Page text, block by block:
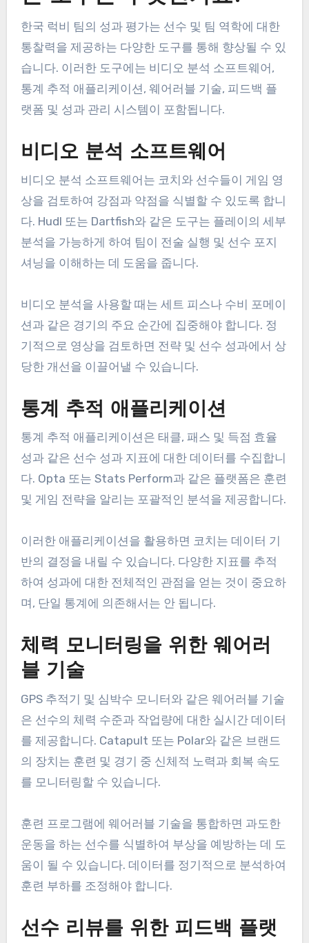
한국 럭비 팀의 성과 평가는 선수 및 팀 역학에 대한
통찰력을 제공하는 다양한 도구를 통해 향상될 수 있
습니다. 이러한 도구에는 비디오 분석 소프트웨어,
통계 추적 애플리케이션, 웨어러블 기술, 피드백 플
랫폼 및 성과 관리 시스템이 포함됩니다.
비디오 분석 소프트웨어
비디오 분석 소프트웨어는 코치와 선수들이 게임 영
상을 검토하여 강점과 약점을 식별할 수 있도록 합니
다. Hudl 또는 Dartfish와 같은 도구는 플레이의 세부
분석을 가능하게 하여 팀이 전술 실행 및 선수 포지
셔닝을 이해하는 데 도움을 줍니다.
비디오 분석을 사용할 때는 세트 피스나 수비 포메이
션과 같은 경기의 주요 순간에 집중해야 합니다. 정
기적으로 영상을 검토하면 전략 및 선수 성과에서 상
당한 개선을 이끌어낼 수 있습니다.
통계 추적 애플리케이션
통계 추적 애플리케이션은 태클, 패스 및 득점 효율
성과 같은 선수 성과 지표에 대한 데이터를 수집합니
다. Opta 또는 Stats Perform과 같은 플랫폼은 훈련
및 게임 전략을 알리는 포괄적인 분석을 제공합니다.
이러한 애플리케이션을 활용하면 코치는 데이터 기
반의 결정을 내릴 수 있습니다. 다양한 지표를 추적
하여 성과에 대한 전체적인 관점을 얻는 것이 중요하
며, 단일 통계에 의존해서는 안 됩니다.
체력 모니터링을 위한 웨어러
블 기술
GPS 추적기 및 심박수 모니터와 같은 웨어러블 기술
은 선수의 체력 수준과 작업량에 대한 실시간 데이터
를 제공합니다. Catapult 또는 Polar와 같은 브랜드
의 장치는 훈련 및 경기 중 신체적 노력과 회복 속도
를 모니터링할 수 있습니다.
훈련 프로그램에 웨어러블 기술을 통합하면 과도한
운동을 하는 선수를 식별하여 부상을 예방하는 데 도
움이 될 수 있습니다. 데이터를 정기적으로 분석하여
훈련 부하를 조정해야 합니다.
선수 리뷰를 위한 피드백 플랫